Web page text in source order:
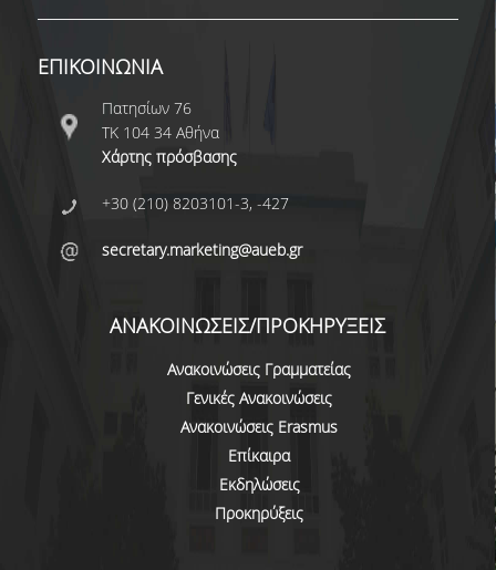
Η ΖΩΗ ΣΤΟ ΤΜΗΜΑ
ΚΑΤΑΤΑΚΤΗΡΙΕΣ ΕΞΕΤΑΣΕΙΣ
ΔΙΑΔΙΚΑΣΙΕΣ ΦΟΙΤΗΣΗΣ
ΑΠΑΛΛΑΓΗ ΑΠΟ ΜΑΘΗΜΑΤΑ ΞΕΝΗΣ ΓΛΩΣΣΑΣ
ΜΕΤΑΠΤΥΧΙΑΚΕΣ ΣΠΟΥΔΕΣ
ΜΕΡΙΚΗΣ ΦΟΙΤΗΣΗΣ
ΔΙΔΑΚΤΟΡΙΚΟ ΠΡΟΓΡΑΜΜΑ
ΔΙΑΣΦΑΛΙΣΗ ΠΟΙΟΤΗΤΑΣ
ΠΟΛΙΤΙΚΗ ΠΟΙΟΤΗΤΑΣ
ΔΕΔΟΜΕΝΑ ΠΟΙΟΤΗΤΑΣ
ΕΠΙΚΟΙΝΩΝΙΑ
Πατησίων 76
ΤΚ 104 34 Αθήνα
Χάρτης πρόσβασης
+30 (210) 8203101-3, -427
secretary.marketing@aueb.gr
ΑΝΑΚΟΙΝΩΣΕΙΣ/ΠΡΟΚΗΡΥΞΕΙΣ
Ανακοινώσεις Γραμματείας
Γενικές Ανακοινώσεις
Ανακοινώσεις Erasmus
Επίκαιρα
Εκδηλώσεις
Προκηρύξεις